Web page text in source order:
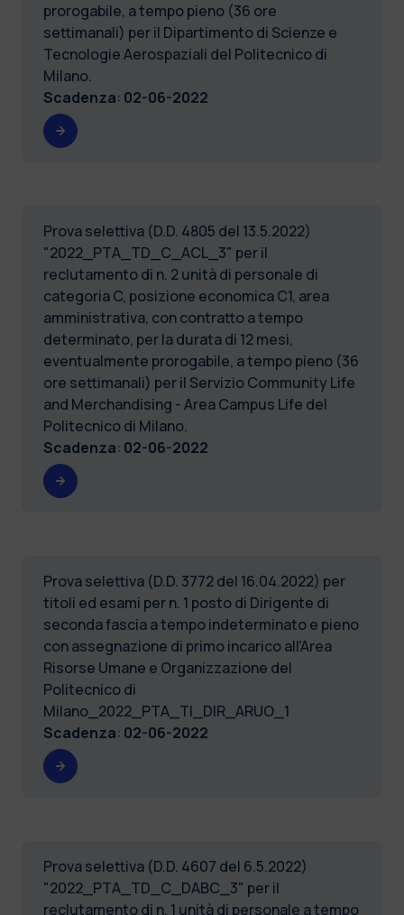
prorogabile, a tempo pieno (36 ore
settimanali) per il Dipartimento di Scienze e
Tecnologie Aerospaziali del Politecnico di
Milano.
Scadenza: 02-06-2022
Prova selettiva (D.D. 4805 del 13.5.2022)
"2022_PTA_TD_C_ACL_3" per il
reclutamento di n. 2 unità di personale di
categoria C, posizione economica C1, area
amministrativa, con contratto a tempo
determinato, per la durata di 12 mesi,
eventualmente prorogabile, a tempo pieno (36
ore settimanali) per il Servizio Community Life
and Merchandising - Area Campus Life del
Politecnico di Milano.
Scadenza: 02-06-2022
Prova selettiva (D.D. 3772 del 16.04.2022) per
titoli ed esami per n. 1 posto di Dirigente di
seconda fascia a tempo indeterminato e pieno
con assegnazione di primo incarico all'Area
Risorse Umane e Organizzazione del
Politecnico di
Milano_2022_PTA_TI_DIR_ARUO_1
Scadenza: 02-06-2022
Prova selettiva (D.D. 4607 del 6.5.2022)
"2022_PTA_TD_C_DABC_3" per il
reclutamento di n. 1 unità di personale a tempo